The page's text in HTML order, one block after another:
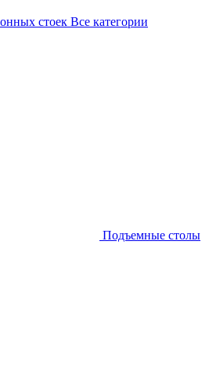
стоек Все категории
Подъемные столы